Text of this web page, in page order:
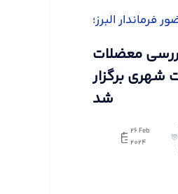
فرماندار البرز؛
معضلات
شهری برگزار
شد
26 Feb
2024